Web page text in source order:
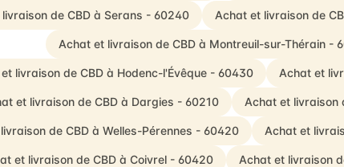
de CBD à Serans - 60240 Achat et livraison de
Achat et livraison de CBD à Montreuil-sur-Thérain -
livraison de CBD à Hodenc-l'Évêque - 60430 Achat et
et livraison de CBD à Dargies - 60210 Achat et livraison
de CBD à Welles-Pérennes - 60420 Achat et
et livraison de CBD à Coivrel - 60420 Achat et livraison